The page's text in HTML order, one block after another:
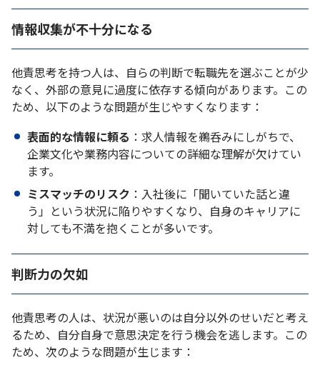
情報収集が不十分になる
他責思考を持つ人は、自らの判断で転職先を選ぶことが少
なく、外部の意見に過度に依存する傾向があります。この
ため、以下のような問題が生じやすくなります：
表面的な情報に頼る ：求人情報を鵜呑みにしがちで、
企業文化や業務内容についての詳細な理解が欠けてい
ます。
ミスマッチのリスク ：入社後に「聞いていた話と違
う」という状況に陥りやすくなり、自身のキャリアに
対しても不満を抱くことが多いです。
判断力の欠如
他責思考の人は、状況が悪いのは自分以外のせいだと考え
るため、自分自身で意思決定を行う機会を逃します。この
ため、次のような問題が生じます：